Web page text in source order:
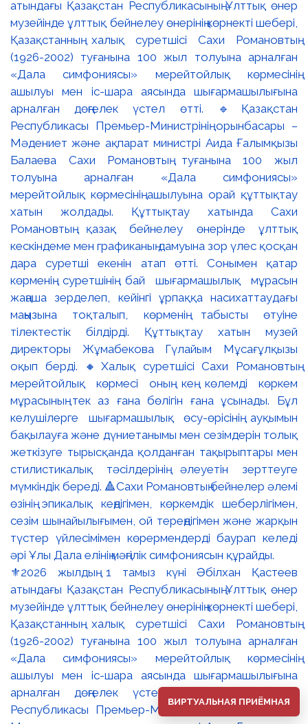
⚜️2026 жылдың 1 тамыз күні Әбілхан Қастеев
атындағы Қазақстан Республикасының Ұлттық өнер
музейінде ұлттық бейнелеу өнерінің көрнекті шебері,
Қазақстанның халық суретшісі Сахи Романовтың
(1926-2002) туғанына 100 жыл толуына арналған
«Дала симфониясы» мерейтойлық көрмесінің
ашылуы мен іс-шара аясында шығармашылығына
арналған дөңгелек үстел өтті. 🔹Қазақстан
Республикасы Премьер-Министрінің орынбасары –
ВИРТУАЛЬНАЯ ПРИЁМНАЯ